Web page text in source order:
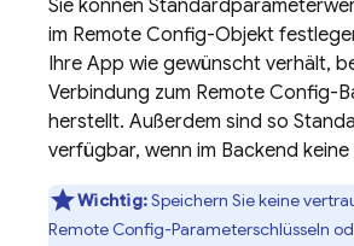
Sie können
im Remote Config-Objekt
Ihre App wie gewünscht verhält,
Verbindung zum Remote Config-
herstellt. Außerdem sind so
verfügbar, wenn im Backend
Wichtig:Speichern Sie keine
Remote Config-Parameterschlüsseln